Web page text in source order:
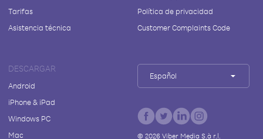
Tarifas
Asistencia técnica
Política de privacidad
Customer Complaints Code
DESCARGAR
Android
iPhone & iPad
Windows PC
Mac
Español
© 2026Viber Media S.à r.l.